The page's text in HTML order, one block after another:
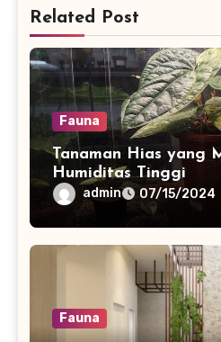
Related Post
Fauna
Tanaman Hias yang
Humiditas Tinggi
admin 07/15/2024
Fauna